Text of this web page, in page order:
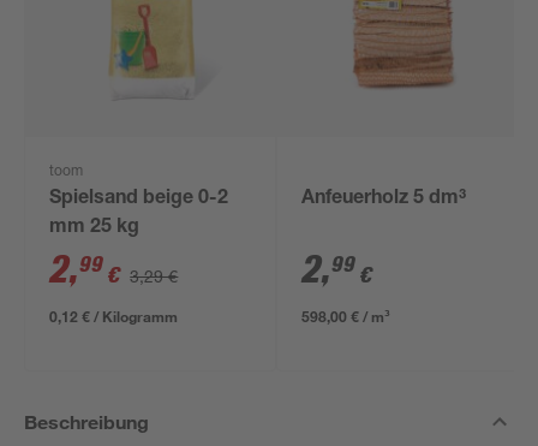
toom
Spielsand beige 0-2
mm 25 kg
2,99 € 3,29 €
0,12 € / Kilogramm
Anfeuerholz 5 dm³
2,99 €
598,00 € / m³
Beschreibung